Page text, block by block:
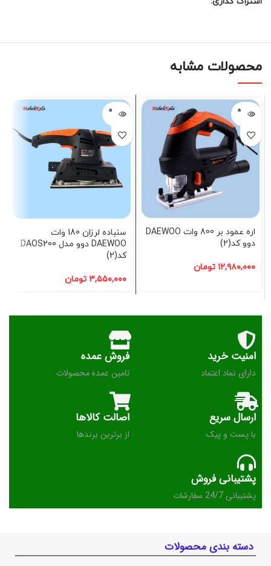
محصولات مشابه
فروخته
شده
اره عمود بر 800 وات DAEWOO
دوو کد(2)
۱۲,۹۸۰,۰۰۰ تومان
فروخته
شده
سنباده لرزان 180 وات
DAEWOO دوو مدل DAOS200
کد(2)
۳,۵۵۰,۰۰۰ تومان
امنیت خرید
دارای نماد اعتماد
فروش عمده
تامین عمده محصولات
ارسال سریع
با پست و پیک
اصالت کالاها
از برترین برندها
پشتیبانی فروش
پشتیبانی 24/7 سفارشات
دسته بندی محصولات